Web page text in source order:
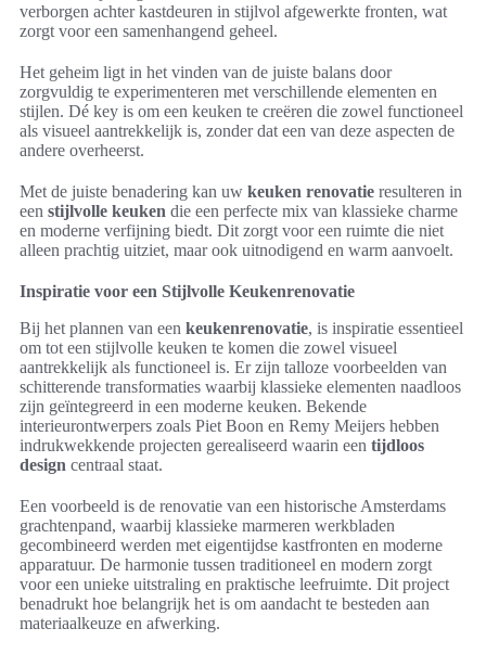
verborgen achter kastdeuren in stijlvol afgewerkte fronten, wat
zorgt voor een samenhangend geheel.
Het geheim ligt in het vinden van de juiste balans door
zorgvuldig te experimenteren met verschillende elementen en
stijlen. Dé key is om een keuken te creëren die zowel functioneel
als visueel aantrekkelijk is, zonder dat een van deze aspecten de
andere overheerst.
Met de juiste benadering kan uw keuken renovatie resulteren in
een stijlvolle keuken die een perfecte mix van klassieke charme
en moderne verfijning biedt. Dit zorgt voor een ruimte die niet
alleen prachtig uitziet, maar ook uitnodigend en warm aanvoelt.
Inspiratie voor een Stijlvolle Keukenrenovatie
Bij het plannen van een keukenrenovatie, is inspiratie essentieel
om tot een stijlvolle keuken te komen die zowel visueel
aantrekkelijk als functioneel is. Er zijn talloze voorbeelden van
schitterende transformaties waarbij klassieke elementen naadloos
zijn geïntegreerd in een moderne keuken. Bekende
interieurontwerpers zoals Piet Boon en Remy Meijers hebben
indrukwekkende projecten gerealiseerd waarin een tijdloos
design centraal staat.
Een voorbeeld is de renovatie van een historische Amsterdams
grachtenpand, waarbij klassieke marmeren werkbladen
gecombineerd werden met eigentijdse kastfronten en moderne
apparatuur. De harmonie tussen traditioneel en modern zorgt
voor een unieke uitstraling en praktische leefruimte. Dit project
benadrukt hoe belangrijk het is om aandacht te besteden aan
materiaalkeuze en afwerking.